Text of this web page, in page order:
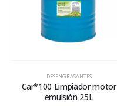
DESENGRASANTES
Car*100 Limpiador motor
emulsión 25L